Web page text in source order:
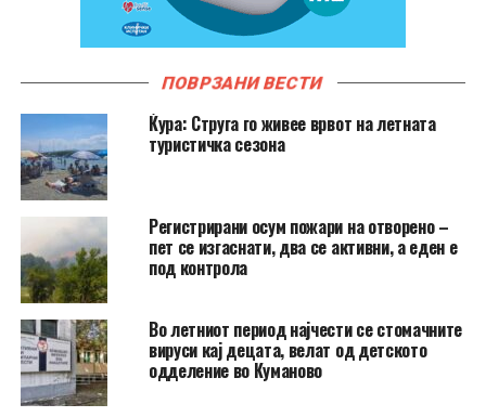
ПОВРЗАНИ ВЕСТИ
Ќура: Струга го живее врвот на летната
туристичка сезона
Регистрирани осум пожари на отворено –
пет се изгаснати, два се активни, а еден е
под контрола
Во летниот период најчести се стомачните
вируси кај децата, велат од детското
одделение во Куманово